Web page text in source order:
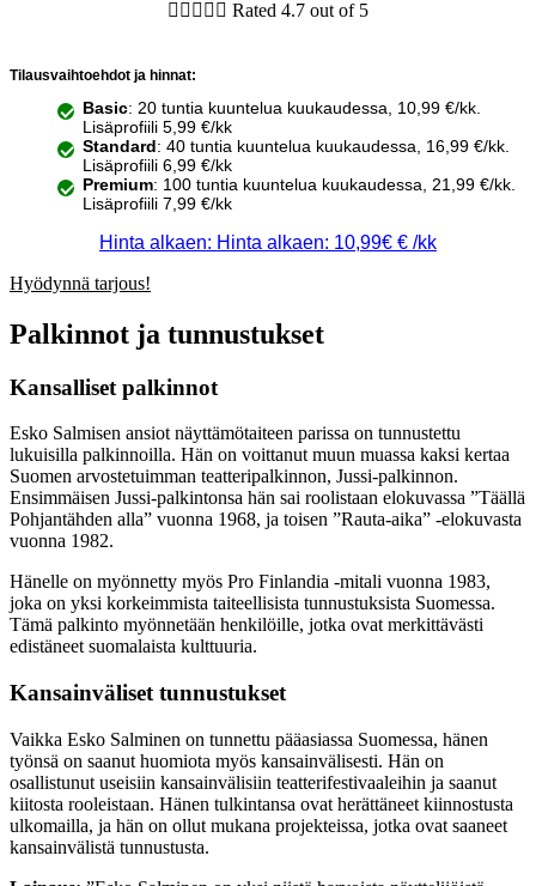
     Rated 4.7 out of 5
Tilausvaihtoehdot ja hinnat:
Basic: 20 tuntia kuuntelua kuukaudessa, 10,99 €/kk.
Lisäprofiili 5,99 €/kk
Standard: 40 tuntia kuuntelua kuukaudessa, 16,99 €/kk.
Lisäprofiili 6,99 €/kk
Premium: 100 tuntia kuuntelua kuukaudessa, 21,99 €/kk.
Lisäprofiili 7,99 €/kk
Hinta alkaen: Hinta alkaen: 10,99€ € /kk
Hyödynnä tarjous!
Palkinnot ja tunnustukset
Kansalliset palkinnot
Esko Salmisen ansiot näyttämötaiteen parissa on tunnustettu
lukuisilla palkinnoilla. Hän on voittanut muun muassa kaksi kertaa
Suomen arvostetuimman teatteripalkinnon, Jussi-palkinnon.
Ensimmäisen Jussi-palkintonsa hän sai roolistaan elokuvassa ”Täällä
Pohjantähden alla” vuonna 1968, ja toisen ”Rauta-aika” -elokuvasta
vuonna 1982.
Hänelle on myönnetty myös Pro Finlandia -mitali vuonna 1983,
joka on yksi korkeimmista taiteellisista tunnustuksista Suomessa.
Tämä palkinto myönnetään henkilöille, jotka ovat merkittävästi
edistäneet suomalaista kulttuuria.
Kansainväliset tunnustukset
Vaikka Esko Salminen on tunnettu pääasiassa Suomessa, hänen
työnsä on saanut huomiota myös kansainvälisesti. Hän on
osallistunut useisiin kansainvälisiin teatterifestivaaleihin ja saanut
kiitosta rooleistaan. Hänen tulkintansa ovat herättäneet kiinnostusta
ulkomailla, ja hän on ollut mukana projekteissa, jotka ovat saaneet
kansainvälistä tunnustusta.